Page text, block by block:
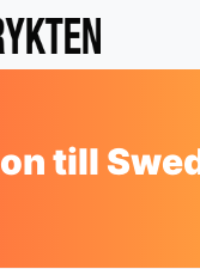
till